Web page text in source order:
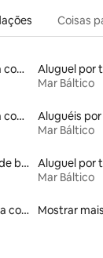
Coisas
Aluguéis por temporada com sauna
Mar Báltico
Aluguéis por temporada com café da manhã
Mar Báltico
Aluguel por temporada de barcos
Mar Báltico
Locações por temporada com piscina
Mostrar mais